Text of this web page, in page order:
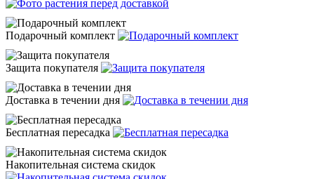
Подарочный комплект
Защита покупателя
Доставка в течении дня
Бесплатная пересадка
Накопительная система скидок